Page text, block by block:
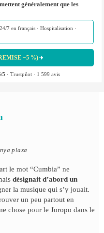
généralement que les
24/7 en français · Hospitalisation ·
−5 %)
5 · Trustpilot · 1 599 avis
plaza
le mot “Cumbia” ne
désignait d’abord un
la musique qui s’y jouait.
un peu partout en
chose pour le Joropo dans le